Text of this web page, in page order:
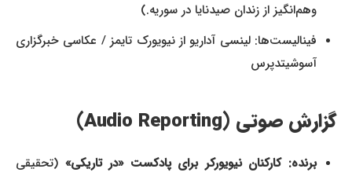
وهم‌انگیز از زندان صیدنایا در سوریه.)
فینالیست‌ها: لینسی آداریو از نیویورک تایمز / عکاسی خبرگزاری
آسوشیتدپرس
گزارش صوتی (Audio Reporting)
برنده: کارکنان نیویورکر برای پادکست «در تاریکی»(تحقیقی